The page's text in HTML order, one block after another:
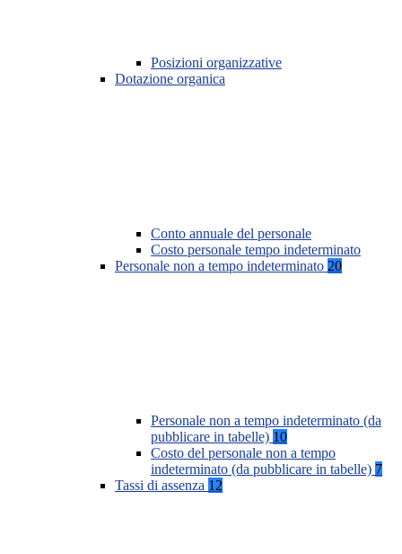
Posizioni organizzative
Dotazione organica
Conto annuale del personale
Costo personale tempo indeterminato
Personale non a tempo indeterminato 20
Personale non a tempo indeterminato (da
pubblicare in tabelle) 10
Costo del personale non a tempo
indeterminato (da pubblicare in tabelle) 7
Tassi di assenza 12